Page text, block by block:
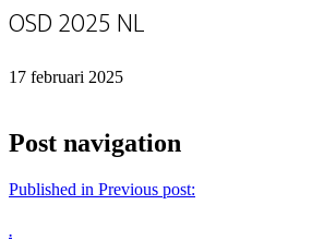
OSD 2025 NL
17 februari 2025
Post navigation
Published in Previous post:
.